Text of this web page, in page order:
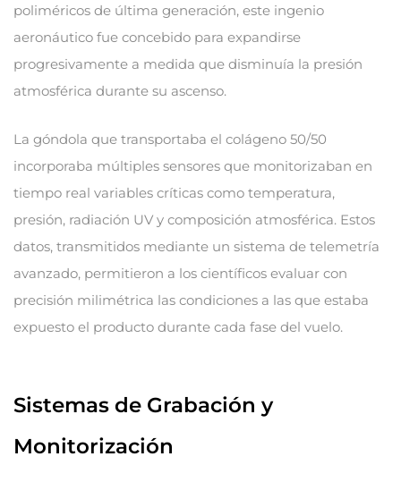
poliméricos de última generación, este ingenio
aeronáutico fue concebido para expandirse
progresivamente a medida que disminuía la presión
atmosférica durante su ascenso.
La góndola que transportaba el colágeno 50/50
incorporaba múltiples sensores que monitorizaban en
tiempo real variables críticas como temperatura,
presión, radiación UV y composición atmosférica. Estos
datos, transmitidos mediante un sistema de telemetría
avanzado, permitieron a los científicos evaluar con
precisión milimétrica las condiciones a las que estaba
expuesto el producto durante cada fase del vuelo.
Sistemas de Grabación y
Monitorización